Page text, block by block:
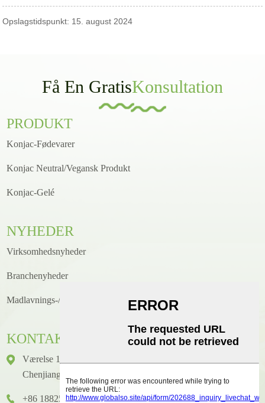
Opslagstidspunkt: 15. august 2024
Få En GratisKonsultation
PRODUKT
Konjac-Fødevarer
Konjac Neutral/Vegansk Produkt
Konjac-Gelé
NYHEDER
Virksomhedsnyheder
Branchenyheder
Madlavnings-/opskriftsnyheder
KONTAKTE
Værelse 1416, Etage 14, Junhao International Building, Nr. 2,
Chenjiang Zhongkai Avenue, Huicheng District, Huizhou City
+86 18825458362